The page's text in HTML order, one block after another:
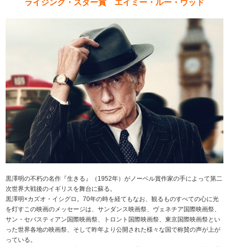
ライジング・スター賞 エイミー・ルー・ウッド
黒澤明の不朽の名作『生きる』（1952年）がノーベル賞作家の手によって第二
次世界大戦後のイギリスを舞台に蘇る。
黒澤明×カズオ・イシグロ。70年の時を経てもなお、観るものすべての心に光
を灯すこの映画のメッセージは、サンダンス映画祭、ヴェネチア国際映画祭、
サン・セバスティアン国際映画祭、トロント国際映画祭、東京国際映画祭とい
った世界各地の映画祭、そして昨年より公開された様々な国で称賛の声が上が
っている。